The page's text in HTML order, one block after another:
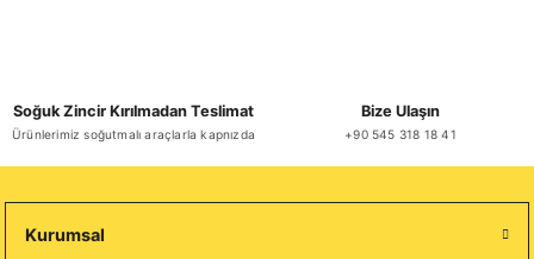
Soğuk Zincir Kırılmadan Teslimat
Ürünlerimiz soğutmalı araçlarla kapnızda
Bize Ulaşın
+90 545 318 18 41
Kurumsal